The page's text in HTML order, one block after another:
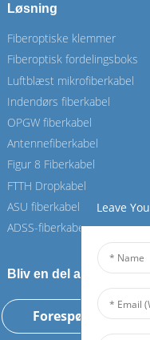
Løsning
Fiberoptiske klemmer
Fiberoptisk fordelingsboks
Luftblæst mikrofiberkabel
Indendørs fiberkabel
OPGW fiberkabel
Antennefiberkabel
Figur 8 Fiberkabel
FTTH Dropkabel
ASU fiberkabel
ADSS-fiberkabel
Bliv en del af vores
Forespørgsel nu
Leave